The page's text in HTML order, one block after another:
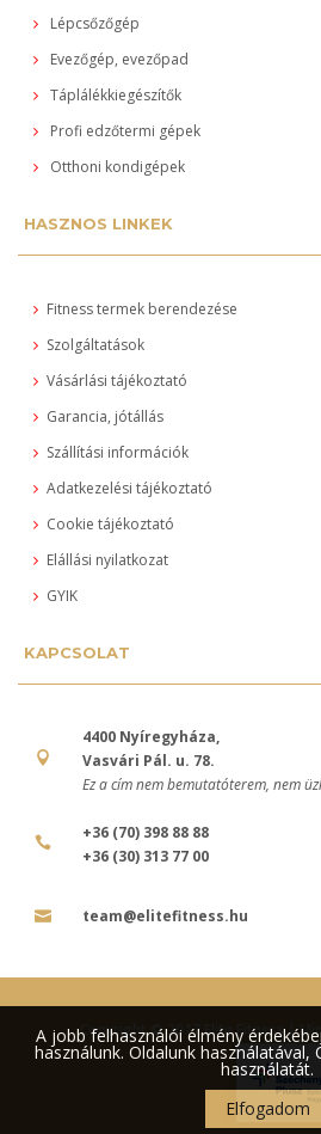
Lépcsőzőgép
Evezőgép, evezőpad
Táplálékkiegészítők
Profi edzőtermi gépek
Otthoni kondigépek
HASZNOS LINKEK
Fitness termek berendezése
Szolgáltatások
Vásárlási tájékoztató
Garancia, jótállás
Szállítási információk
Adatkezelési tájékoztató
Cookie tájékoztató
Elállási nyilatkozat
GYIK
KAPCSOLAT
4400 Nyíregyháza,
Vasvári Pál. u. 78.
Ez a cím nem bemutatóterem, nem
+36 (70) 398 88 88
+36 (30) 313 77 00
team@elitefitness.hu
Copyright © 2017 Elite Fitness |
A jobb felhasználói élmény
használunk. Oldalunk használatával,
használatát.
Elfogadom